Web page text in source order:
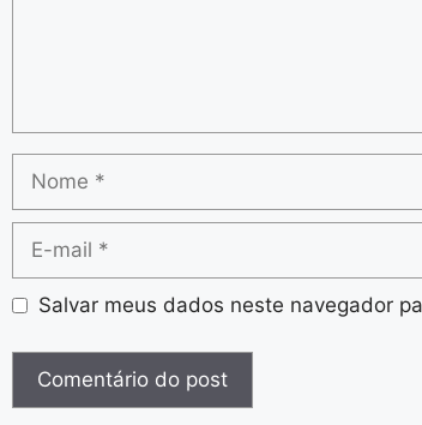
Salvar meus dados neste navegador